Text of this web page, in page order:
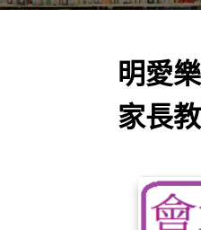
明愛
家長